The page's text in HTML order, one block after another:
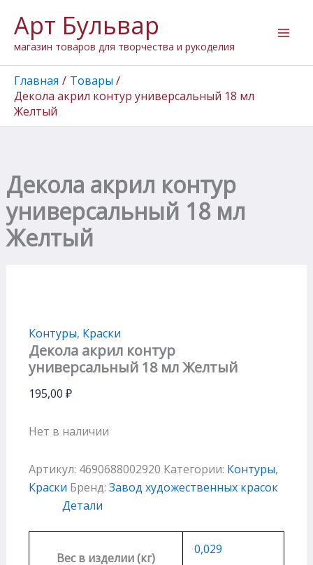
содержимому
Арт Бульвар
магазин товаров для творчества и рукоделия
Главная
Товары
Декола акрил контур универсальный 18 мл
Желтый
Декола акрил контур
универсальный 18 мл
Желтый
Контуры, Краски
Декола акрил контур
универсальный 18 мл Желтый
195,00 ₽
Нет в наличии
Артикул: 4690688002920 Категории: Контуры,
Краски Бренд: Завод художественных красок
Детали
Вес в изделии (кг)
0,029